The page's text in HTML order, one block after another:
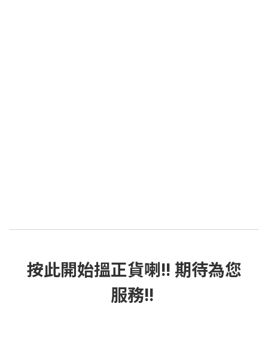
按此開始搵正貨喇!! 期待為您
服務!!